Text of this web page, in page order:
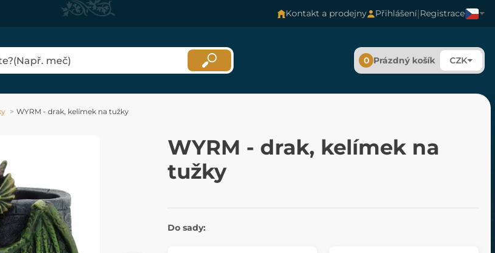
Kontakt a prodejny Přihlášení|Registrace
0 Prázdný košík CZK
WYRM - drak, kelímek na tužky
WYRM - drak, kelímek na
tužky
Do sady: